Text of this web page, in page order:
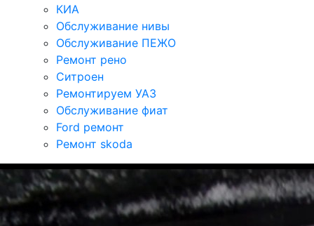
КИА
Обслуживание нивы
Обслуживание ПЕЖО
Ремонт рено
Ситроен
Ремонтируем УАЗ
Обслуживание фиат
Ford ремонт
Ремонт skoda